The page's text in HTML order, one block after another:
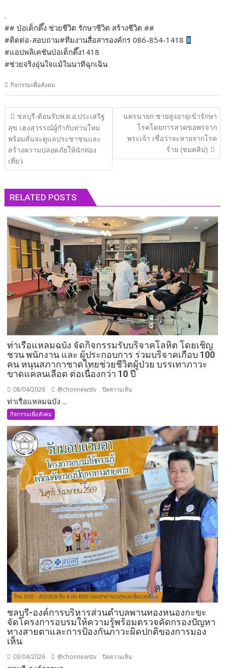
.
## ป่อเต็กตึ๊ง ช่วยชีวิต รักษาชีวิต สร้างชีวิต ##
#ติดต่อ-สอบถาม#ทีมงานสื่อสารองค์กร 086-854-1418
#แอปพลิเคชันป่อเต็กตึ๊ง1418
#ช่วยจริงอุ่นใจแม้ในนาทีฉุกเฉิน
กิจกรรมเพื่อสังคม
แนะแนว
เรื่อง
ชลบุรี​-ต้อนรับพ.ต.อ.ประเสริฐ
สุข เฮงสุวรรณ์ผู้กำกับท่านใหม่
พร้อมลั่นจะดูแลประชาชนและ
สร้างความปลอดภัยให้นักท่อง
เที่ยว
นครนายก ชายสูงอายุเข้ารักษา
โรคโดยการสวดขอพรจาก
พระเจ้า เชื่อว่าจะหายจากโรค
ร้าย (ชมคลิป)
RELATED POSTS
ท่าเรือแหลมฉบัง จัดกิจกรรมรับบริจาคโลหิต โดยเชิญ
ชวน พนักงาน และ ผู้ประกอบการ ร่วมบริจาคเกือบ 100
คน หนุนสภากาชาดไทยช่วยชีวิตผู้ป่วย บรรเทาภาวะ
ขาดแคลนเลือด ต่อเนื่องกว่า 10 ปี
08/04/2026 @chonnewstv ปิดความเห็น
จัด
กิจกรรม
รับ
บริจาค
โลหิต
โดย
เชิญ
ชวน
พนักงาน
และ
ผู้
ประกอบ
การ
ร่วม
บริจาค
เกือบ
100
คน
หนุน
ท่าเรือแหลมฉบัง ...
กิจกรรมเพื่อสังคม
ชลบุรี-องค์การบริหารส่วนตำบลพานทองหนองกะขะ
จัดโครงการอบรมให้ความรู้พร้อมตรวจคัดกรองปัญหา
ทางสายตาและการป้องกันภาวะผิดปกติของการมอง
เห็น
03/04/2026 @chonnewstv ปิดความเห็น